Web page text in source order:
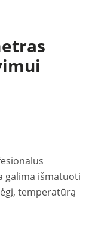
galima išmatuoti
temperatūrą